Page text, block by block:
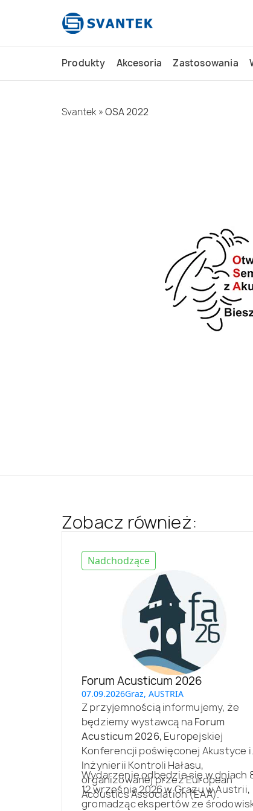
Produkty Akcesoria Zastosowania
Svantek»OSA 2022
Zobacz również:
Nadchodzące
Forum Acusticum 2026
07.09.2026Graz, AUSTRIA
Z przyjemnością informujemy, że
będziemy wystawcą naForum
Acusticum 2026, Europejskiej
Konferencji poświęconej Akustyce i
Inżynierii Kontroli Hałasu,
organizowanej przez European
Acoustics Association (EAA).
Wydarzenie odbędzie się w dniach
12 września 2026 w Grazu w Austrii,
gromadząc ekspertów ze